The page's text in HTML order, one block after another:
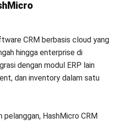
Sub]
CRM berbasis cloud yang
hingga enterprise di
dengan modul ERP lain
dan inventory dalam satu
pelanggan, HashMicro CRM